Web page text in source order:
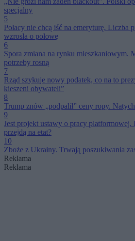
specjalny
5
Polacy nie chcą iść na emeryturę. Liczba
wzrosła o połowę
6
Spora zmiana na rynku mieszkaniowym.
potrzeby rosną
7
Rząd szykuje nowy podatek, co na to
kieszeni obywateli”
8
Trump znów „podpalił” ceny ropy.
9
Jest projekt ustawy o pracy
przejdą na etat?
10
Zboże z Ukrainy. Trwają poszukiwania
Reklama
Reklama